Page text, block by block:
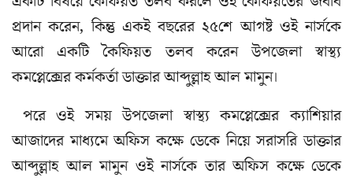
প্রদান করেন, কিন্তু একই বছরের ২৫শে আগষ্ট ওই নার্সকে
আরো একটি কৈফিয়ত তলব করেন উপজেলা স্বাস্থ্য
কমপ্লেক্সের কর্মকর্তা ডাক্তার আব্দুল্লাহ আল মামুন।
পরে ওই সময় উপজেলা স্বাস্থ্য কমপ্লেক্সের ক্যাশিয়ার
আজাদের মাধ্যমে অফিস কক্ষে ডেকে নিয়ে সরাসরি ডাক্তার
আব্দুল্লাহ আল মামুন ওই নার্সকে তার অফিস কক্ষে ডেকে